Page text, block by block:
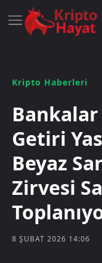
Kripto Haberleri
Getiri
Beyaz
Zirvesi
8 ŞUBAT 2026 14:06